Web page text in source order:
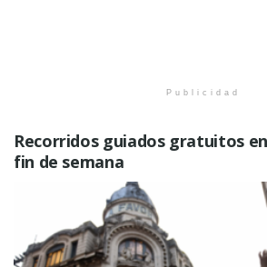
Publicidad
Recorridos guiados gratuitos
fin de semana